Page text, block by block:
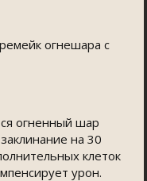
огнешара с
огненный шар
на 30
клеток
урон.